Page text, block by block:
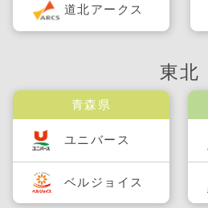
道北アークス
東北
青森県
ユニバース
ベルジョイス